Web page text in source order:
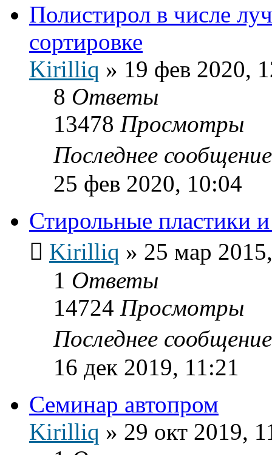
Полистирол в числе
сортировке
Kirilliq » 19 фев 2020,
8 Ответы
13478 Просмотры
Последнее
25 фев 2020, 10:04
Стирольные пластики
Kirilliq » 25 мар
1 Ответы
14724 Просмотры
Последнее
16 дек 2019, 11:21
Семинар автопром
Kirilliq » 29 окт 2019,